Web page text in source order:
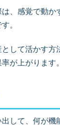
、感覚で動か
。
して活かす方
が上がります。
して、何が機